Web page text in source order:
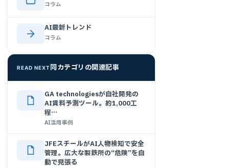
コラム
AI最新トレンド
コラム
READ NEXT同カテゴリの関連記事
GA technologiesが自社開発の
AI賃料予測ツール。約1,000工
程…
AI活用事例
JFEスチールがAI人物検知で安全
管理。広大な製鉄所の“危険”を自
動で見張る